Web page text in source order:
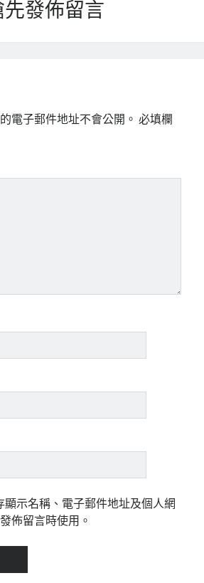
先發佈留言
電子郵件地址不會公開。 必填欄
顯示名稱、電子郵件地址及個人網
佈留言時使用。